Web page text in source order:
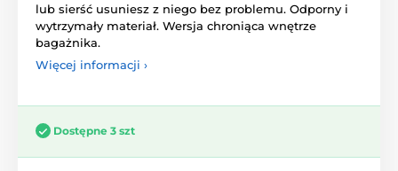
lub sierść usuniesz z niego bez problemu. Odporny i
wytrzymały materiał. Wersja chroniąca wnętrze
bagażnika.
Więcej informacji ›
Dostępne 3 szt